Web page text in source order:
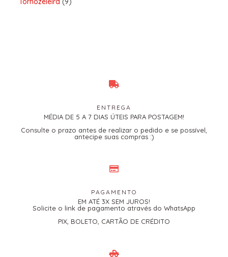
ENTREGA
MÉDIA DE 5 A 7 DIAS ÚTEIS PARA POSTAGEM!
Consulte o prazo antes de realizar o pedido e se possível,
antecipe suas compras :)
PAGAMENTO
EM ATÉ 3X SEM JUROS!
Solicite o link de pagamento através do WhatsApp
PIX, BOLETO, CARTÃO DE CRÉDITO